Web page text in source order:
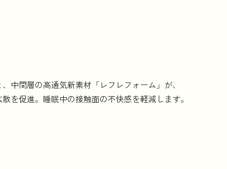
中間層の高通気新素材「レフレフォーム」が、
を促進。睡眠中の接触面の不快感を軽減します。